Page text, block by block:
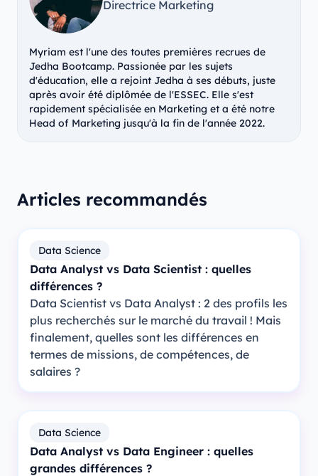
Directrice Marketing
Myriam est l'une des toutes premières recrues de
Jedha Bootcamp. Passionée par les sujets
d'éducation, elle a rejoint Jedha à ses débuts, juste
après avoir été diplômée de l'ESSEC. Elle s'est
rapidement spécialisée en Marketing et a été notre
Head of Marketing jusqu'à la fin de l'année 2022.
Articles recommandés
Data Science
Data Analyst vs Data Scientist : quelles
différences ?
Data Scientist vs Data Analyst : 2 des profils les
plus recherchés sur le marché du travail ! Mais
finalement, quelles sont les différences en
termes de missions, de compétences, de
salaires ?
Data Science
Data Analyst vs Data Engineer : quelles
grandes différences ?